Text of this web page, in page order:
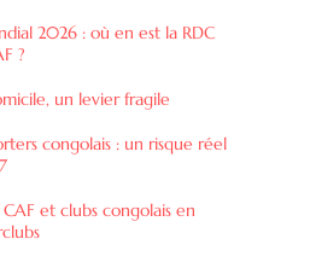
2026 : où en est la RDC
?
un levier fragile
congolais : un risque réel
et clubs congolais en